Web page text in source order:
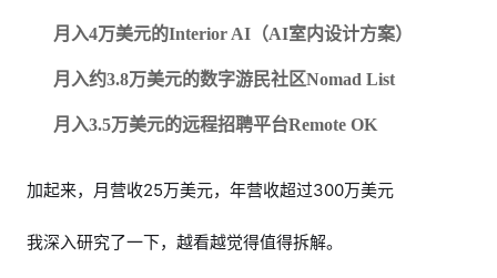
月入4万美元的Interior AI（AI室内设计方案）
月入约3.8万美元的数字游民社区Nomad List
月入3.5万美元的远程招聘平台Remote OK
加起来，月营收25万美元，年营收超过300万美元
我深入研究了一下，越看越觉得值得拆解。